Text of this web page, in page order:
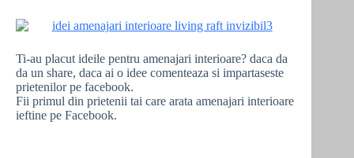
Ti-au placut ideile pentru amenajari interioare? daca da
da un share, daca ai o idee comenteaza si impartaseste
prietenilor pe facebook.
Fii primul din prietenii tai care arata amenajari interioare
ieftine pe Facebook.